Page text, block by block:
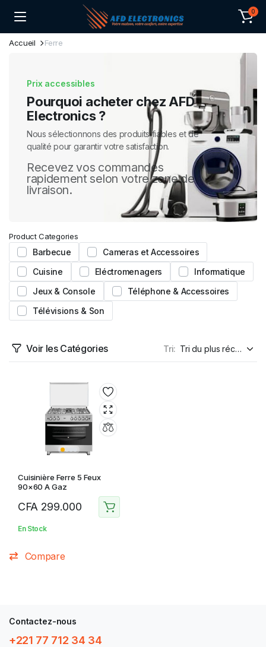
0
Accueil Ferre
Prix accessibles
Pourquoi acheter chez AFD
Electronics ?
Nous sélectionnons des produits fiables et de
qualité pour garantir votre satisfaction.
Recevez vos commandes
rapidement selon votre zone de
livraison.
Product Categories
Barbecue
Cameras et Accessoires
Cuisine
Eléctromenagers
Informatique
Jeux & Console
Téléphone & Accessoires
Télévisions & Son
Voir les Catégories Tri:
Cuisinière Ferre 5 Feux
90×60 A Gaz
CFA 299.000
En Stock
Compare
Contactez-nous
+221 77 712 34 34